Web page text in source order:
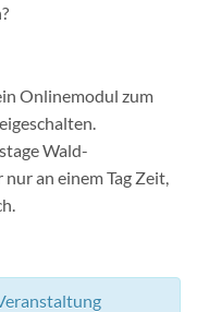
Onlinemodul zum
Wald-
an einem Tag Zeit,